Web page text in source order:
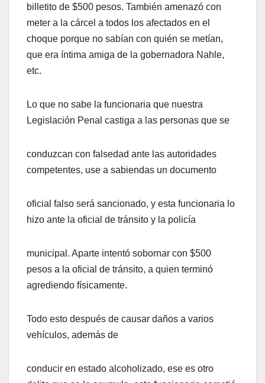
billetito de $500 pesos. También amenazó con
meter a la cárcel a todos los afectados en el
choque porque no sabían con quién se metían,
que era íntima amiga de la gobernadora Nahle,
etc.
Lo que no sabe la funcionaria que nuestra
Legislación Penal castiga a las personas que se
conduzcan con falsedad ante las autoridades
competentes, use a sabiendas un documento
oficial falso será sancionado, y esta funcionaria lo
hizo ante la oficial de tránsito y la policía
municipal. Aparte intentó sobornar con $500
pesos a la oficial de tránsito, a quien terminó
agrediendo físicamente.
Todo esto después de causar daños a varios
vehículos, además de
conducir en estado alcoholizado, ese es otro